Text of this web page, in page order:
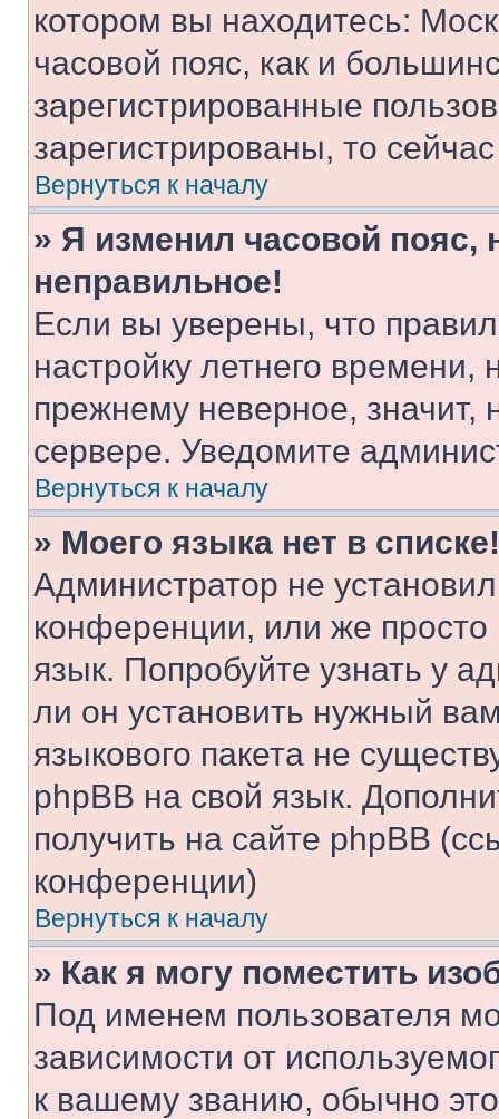
котором вы находитесь:
часовой пояс, как и
зарегистрированные
зарегистрированы, то
Вернуться к началу
» Я изменил часовой пояс,
неправильное!
Если вы уверены, что
настройку летнего
прежнему неверное, значит,
сервере. Уведомите
Вернуться к началу
» Моего языка нет в списке!
Администратор не
конференции, или же
язык. Попробуйте узнать у
ли он установить нужный
языкового пакета не
phpBB на свой язык.
получить на сайте phpBB
конференции)
Вернуться к началу
» Как я могу поместить
Под именем пользователя
зависимости от
к вашему званию, обычно это